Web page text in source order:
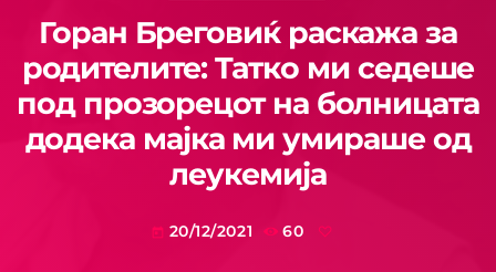
Горан Бреговиќ раскажа за
родителите: Taтко ми седеше
под прозорецот на болницата
додека мајка ми умираше од
леукемија
today 20/12/2021 60